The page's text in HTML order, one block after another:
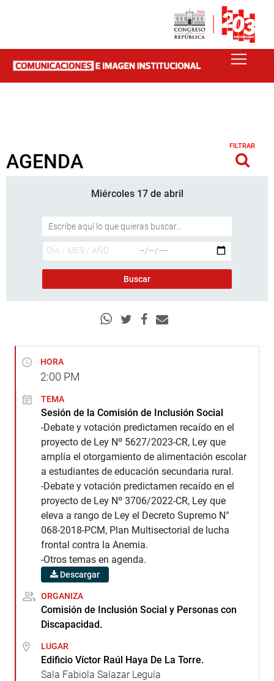
AGENDA
FILTRAR
Miércoles 17 de abril
HORA
2:00 PM
TEMA
Sesión de la Comisión de Inclusión Social
-Debate y votación predictamen recaído en el
proyecto de Ley Nº 5627/2023-CR, Ley que
amplía el otorgamiento de alimentación escolar
a estudiantes de educación secundaria rural.
-Debate y votación predictamen recaído en el
proyecto de Ley Nº 3706/2022-CR, Ley que
eleva a rango de Ley el Decreto Supremo N°
068-2018-PCM, Plan Multisectorial de lucha
frontal contra la Anemia.
-Otros temas en agenda.
Descargar
ORGANIZA
Comisión de Inclusión Social y Personas con
Discapacidad.
LUGAR
Edificio Víctor Raúl Haya De La Torre.
Sala Fabiola Salazar Leguía